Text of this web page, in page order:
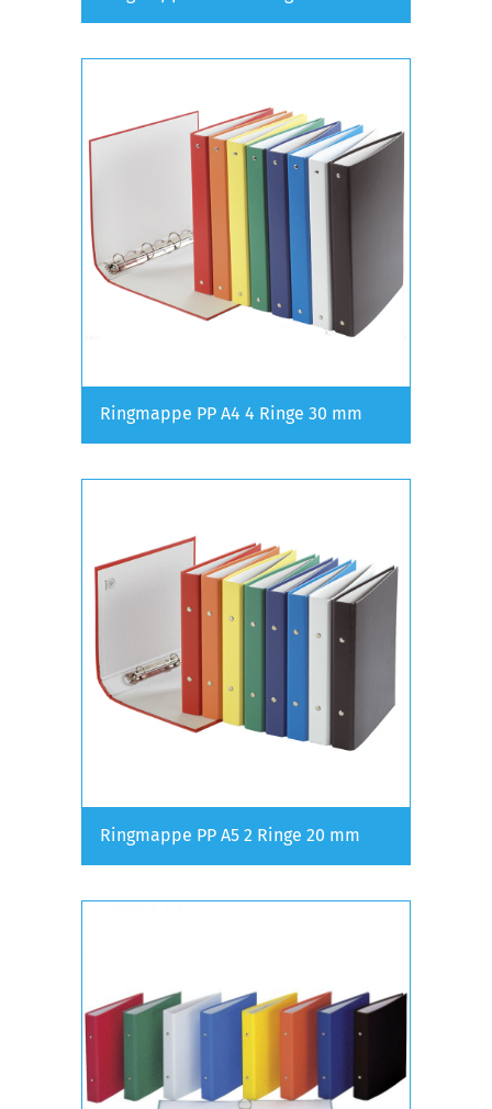
Ringmappe PP A4 4 Ringe 30 mm
Ringmappe PP A5 2 Ringe 20 mm